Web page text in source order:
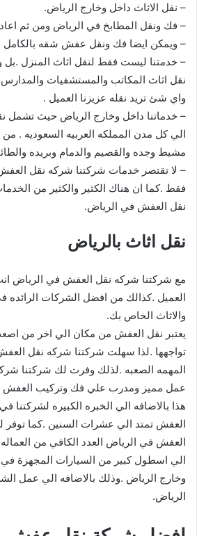
– نقل الاثاث داخل وخارج الرياض.
– فك ونقل المطابخ في الرياض ومن ثم
– ويمكن ايضا فك ونقل عفش شقه بالكامل
– خدمتنا ليست فقط لنقل اثاث المنزل .بل
نقل اثاث المكاتب والمستشفيات
واي شئ تريد نقله عزيزنا العميل .
– خدماتنا داخل وخارج الرياض حيث تشمل
الي كل مدن المملكه العربيه السعوديه .
مشيط وجده والقصيم والدمام وبريده
– لا تقتصر خدمات شركتنا شركه نقل
فقط .كما ان هناك الكثير والكثير من
نقل العفش في الرياض.
نقل اثاث بالرياض
مع شركتنا شركه نقل العفش في الرياض
العميل .كذالك من افضل الشركات
والاثاث الخاص بك.
يعتبر نقل العفش من مكان الي اخر من
تواجهها .لذا سهلت شركتنا شركه نقل
المهمه الصعبه .لذلك وفرت لك شركتنا
عمل مميز ومدرب علي فك وتركيب العفش
هذا بالاضافه الي الخبره الكبيره
العفش تمتد الي عشرات السنين .كما توفر
العفش في الرياض العدد الكافي من العماله
الي اسطول كبير من السيارات المجهزة
وخارج الرياض .وذلك بالاضافه الي عمل
الرياض.